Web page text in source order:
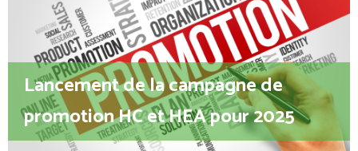
Lancement de la campagne de
promotion HC et HEA pour 2025